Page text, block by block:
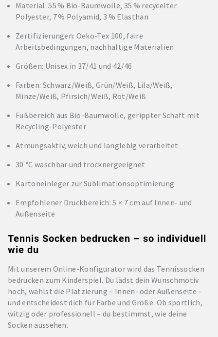
Material: 55 % Bio-Baumwolle, 35 % recycelter
Polyester, 7 % Polyamid, 3 % Elasthan
Zertifizierungen: Oeko-Tex 100, faire
Arbeitsbedingungen, nachhaltige Materialien
Größen: Unisex in 37/41 und 42/46
Farben: Schwarz/Weiß, Grün/Weiß, Lila/Weiß,
Minze/Weiß, Pfirsich/Weiß, Rot/Weiß
Fußbereich aus Bio-Baumwolle, gerippter Schaft mit
Recycling-Polyester
Atmungsaktiv, weich und langlebig verarbeitet
30 °C waschbar und trocknergeeignet
Kartoneinleger zur Sublimationsoptimierung
Empfohlener Druckbereich: 5 × 7 cm auf Innen- und
Außenseite
Tennis Socken bedrucken – so individuell
wie du
Mit unserem Online-Konfigurator wird das Tennissocken
bedrucken zum Kinderspiel. Du lädst dein Wunschmotiv
hoch, wählst die Platzierung – Innen- oder Außenseite –
und entscheidest dich für Farbe und Größe. Ob sportlich,
witzig oder professionell – du bestimmst, wie deine
Socken aussehen.